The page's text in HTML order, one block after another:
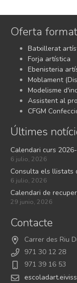
Oferta
Batxillerat
Forja artística
Ebenisteria
Moblament
Modelisme
Assistent al
CFGM
Últimes
Calendari curs
6 julio, 2026
Consulta els llistats
6 julio, 2026
Calendari de
29 junio, 2026
Contacte
Carrer des Riu
971 30 12 28
971 39 16 53